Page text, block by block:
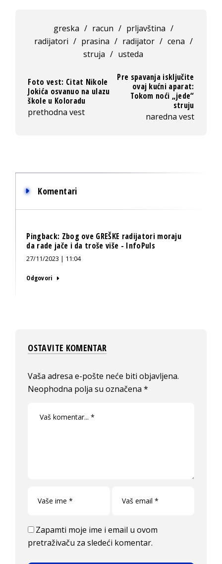
greska / racun / prljavština /
radijatori / prasina / radijator / cena /
struja / usteda
Foto vest: Citat Nikole
Jokića osvanuo na ulazu
škole u Koloradu
prethodna vest
Pre spavanja isključite
ovaj kućni aparat:
Tokom noći „jede“
struju
naredna vest
Komentari
Pingback: Zbog ove GREŠKE radijatori moraju
da rade jače i da troše više - InfoPuls
27/11/2023 | 11:04
Odgovori
OSTAVITE KOMENTAR
Vaša adresa e-pošte neće biti objavljena.
Neophodna polja su označena*
Zapamti moje ime i email u ovom
pretraživaču za sledeći komentar.